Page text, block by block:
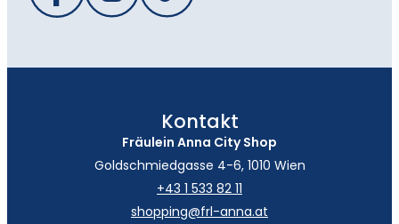
Kontakt
Fräulein Anna City Shop
Goldschmiedgasse 4-6, 1010 Wien
+43 1 533 82 11
shopping@frl-anna.at